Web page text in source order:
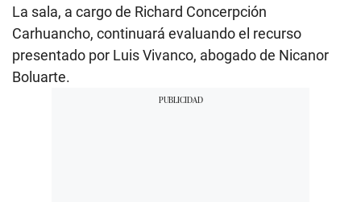
La sala, a cargo de Richard Concerpción
Carhuancho, continuará evaluando el recurso
presentado por Luis Vivanco, abogado de Nicanor
Boluarte.